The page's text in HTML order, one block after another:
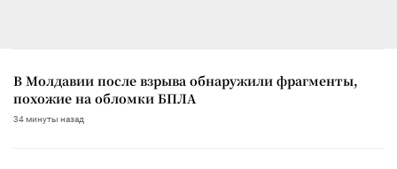
В Молдавии после взрыва обнаружили фрагменты,
похожие на обломки БПЛА
34 минуты назад